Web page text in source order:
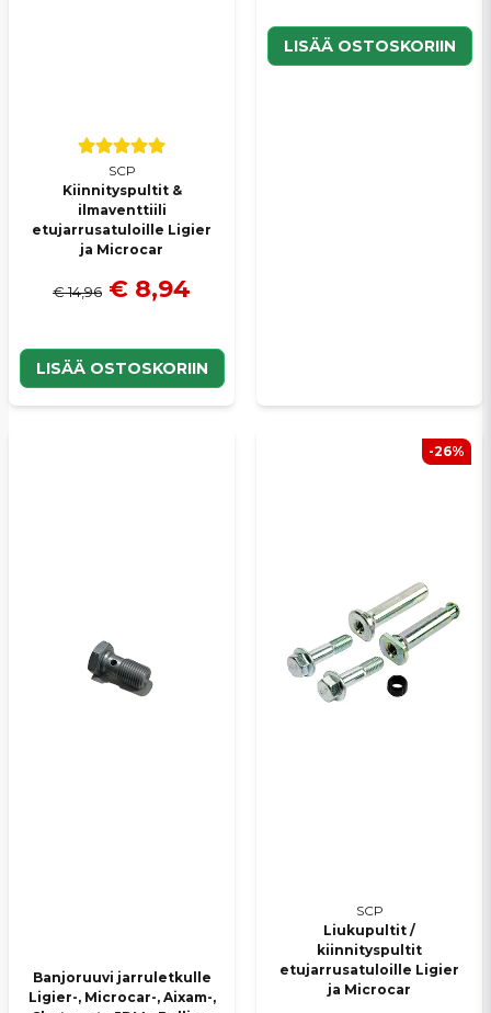
SCP
Kiinnityspultit &
ilmaventtiili
etujarrusatuloille Ligier
ja Microcar
€ 14,96 € 8,94
LISÄÄ OSTOSKORIIN
LISÄÄ OSTOSKORIIN
Banjoruuvi jarruletkulle
Ligier-, Microcar-, Aixam-,
SCP
Liukupultit /
kiinnityspultit
etujarrusatuloille Ligier
ja Microcar
-26%